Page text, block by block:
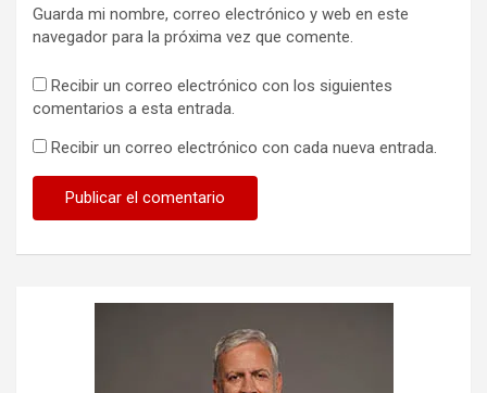
Guarda mi nombre, correo electrónico y web en este
navegador para la próxima vez que comente.
Recibir un correo electrónico con los siguientes
comentarios a esta entrada.
Recibir un correo electrónico con cada nueva entrada.